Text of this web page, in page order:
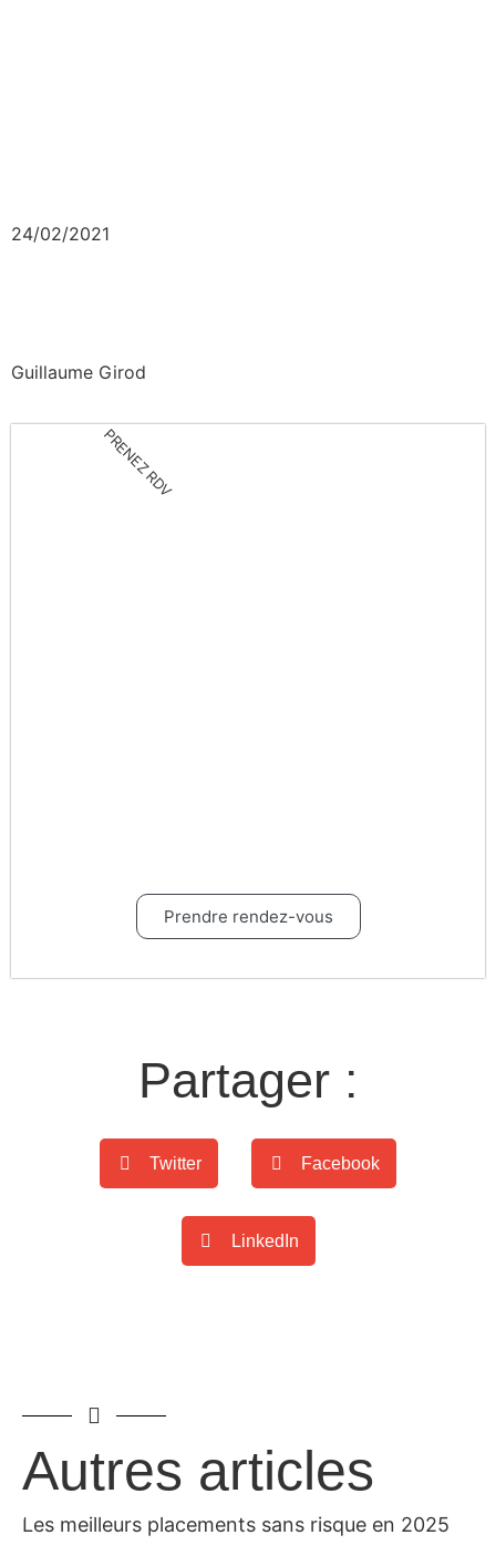
24/02/2021
Guillaume Girod
Prendre rendez-vous
PRENEZ RDV
Partager :
Twitter Facebook
LinkedIn
Autres articles
Les meilleurs placements sans risque en 2025